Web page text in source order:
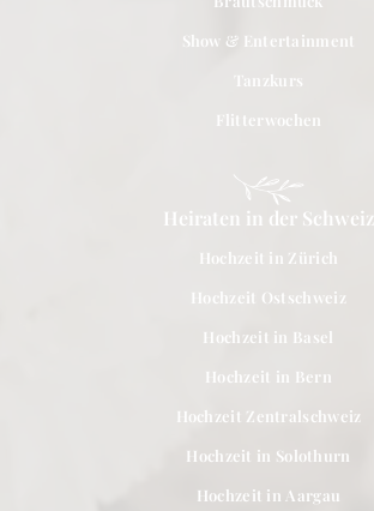
Show & Entertainment
Tanzkurs
Flitterwochen
Heiraten in der Schweiz
Hochzeit in Zürich
Hochzeit Ostschweiz
Hochzeit in Basel
Hochzeit in Bern
Hochzeit Zentralschweiz
Hochzeit in Solothurn
Hochzeit in Aargau